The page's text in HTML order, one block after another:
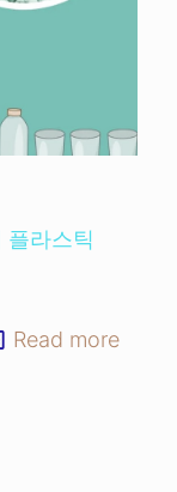
플라스틱
Read more